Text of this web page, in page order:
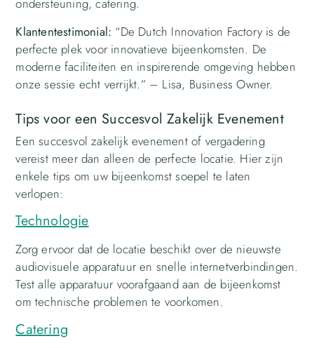
ondersteuning, catering.
Klantentestimonial: “De Dutch Innovation Factory is de
perfecte plek voor innovatieve bijeenkomsten. De
moderne faciliteiten en inspirerende omgeving hebben
onze sessie echt verrijkt.” – Lisa, Business Owner.
Tips voor een Succesvol Zakelijk Evenement
Een succesvol zakelijk evenement of vergadering
vereist meer dan alleen de perfecte locatie. Hier zijn
enkele tips om uw bijeenkomst soepel te laten
verlopen:
Technologie
Zorg ervoor dat de locatie beschikt over de nieuwste
audiovisuele apparatuur en snelle internetverbindingen.
Test alle apparatuur voorafgaand aan de bijeenkomst
om technische problemen te voorkomen.
Catering